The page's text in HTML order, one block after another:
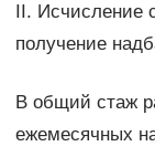
II. Исчисление
получение
В общий стаж
ежемесячных